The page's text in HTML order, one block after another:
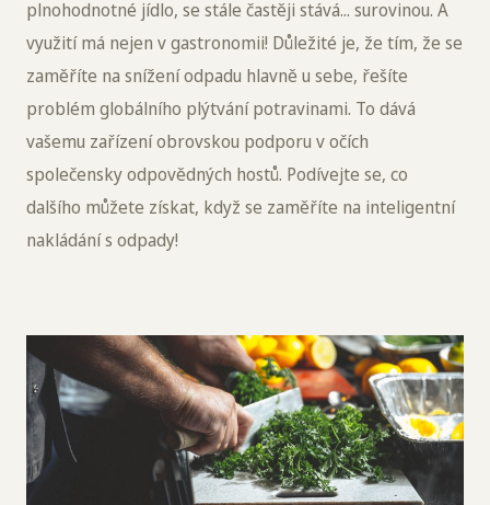
plnohodnotné jídlo, se stále častěji stává... surovinou. A
využití má nejen v gastronomii! Důležité je, že tím, že se
zaměříte na snížení odpadu hlavně u sebe, řešíte
problém globálního plýtvání potravinami. To dává
vašemu zařízení obrovskou podporu v očích
společensky odpovědných hostů. Podívejte se, co
dalšího můžete získat, když se zaměříte na inteligentní
nakládání s odpady!